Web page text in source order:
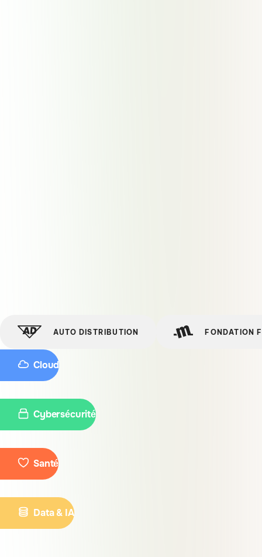
AUTO DISTRIBUTION FONDATION
Cloud
Cybersécurité
Santé
Data & IA